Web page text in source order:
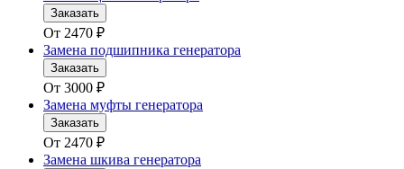
Заказать
От 2470 ₽
Замена подшипника генератора
Заказать
От 3000 ₽
Замена муфты генератора
Заказать
От 2470 ₽
Замена шкива генератора